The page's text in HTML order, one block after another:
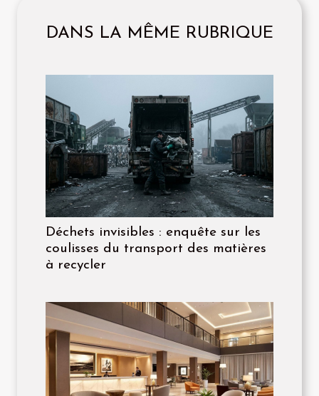
DANS LA MÊME RUBRIQUE
Déchets invisibles : enquête sur les
coulisses du transport des matières
à recycler